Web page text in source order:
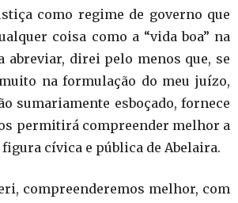
como regime de governo que
coisa como a “vida boa” na
abreviar, direi pelo menos que, se
na formulação do meu juízo,
sumariamente esboçado, fornece
permitirá compreender melhor a
cívica e pública de Abelaira.
compreenderemos melhor, com